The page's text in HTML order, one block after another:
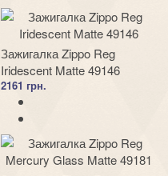
Зажигалка Zippo Reg
Iridescent Matte 49146
2161 грн.